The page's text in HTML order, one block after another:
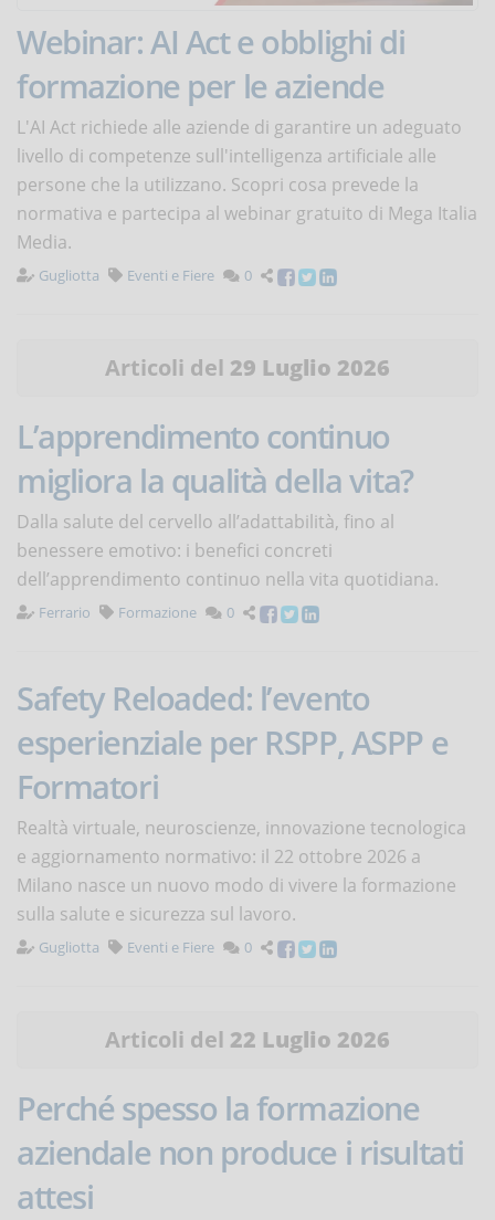
Webinar: AI Act e obblighi di
formazione per le aziende
L'AI Act richiede alle aziende di garantire un adeguato
livello di competenze sull'intelligenza artificiale alle
persone che la utilizzano. Scopri cosa prevede la
normativa e partecipa al webinar gratuito di Mega Italia
Media.
Gugliotta Eventi e Fiere 0
Articoli del 29 Luglio 2026
L’apprendimento continuo
migliora la qualità della vita?
Dalla salute del cervello all’adattabilità, fino al
benessere emotivo: i benefici concreti
dell’apprendimento continuo nella vita quotidiana.
Ferrario Formazione 0
Safety Reloaded: l’evento
esperienziale per RSPP, ASPP e
Formatori
Realtà virtuale, neuroscienze, innovazione tecnologica
e aggiornamento normativo: il 22 ottobre 2026 a
Milano nasce un nuovo modo di vivere la formazione
sulla salute e sicurezza sul lavoro.
Gugliotta Eventi e Fiere 0
Articoli del 22 Luglio 2026
Perché spesso la formazione
aziendale non produce i risultati
attesi